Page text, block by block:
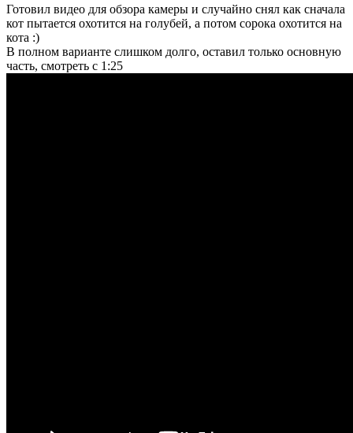
Готовил видео для обзора камеры и случайно снял как сначала
кот пытается охотится на голубей, а потом сорока охотится на
кота :)
В полном варианте слишком долго, оставил только основную
часть, смотреть с 1:25